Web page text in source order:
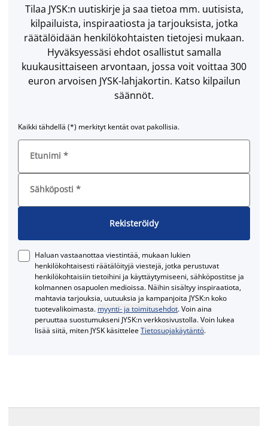
Tilaa JYSK:n uutiskirje ja saa tietoa mm. uutisista,
kilpailuista, inspiraatiosta ja tarjouksista, jotka
räätälöidään henkilökohtaisten tietojesi mukaan.
Hyväksyessäsi ehdot osallistut samalla
kuukausittaiseen arvontaan, jossa voit voittaa 300
euron arvoisen JYSK-lahjakortin. Katso kilpailun
säännöt.
Kaikki tähdellä (*) merkityt kentät ovat pakollisia.
Etunimi *
Sähköposti *
Rekisteröidy
Haluan vastaanottaa viestintää, mukaan lukien
henkilökohtaisesti räätälöityjä viestejä, jotka perustuvat
henkilökohtaisiin tietoihini ja käyttäytymiseeni, sähköpostitse ja
kolmannen osapuolen medioissa. Näihin sisältyy inspiraatiota,
mahtavia tarjouksia, uutuuksia ja kampanjoita JYSK:n koko
tuotevalikoimasta. myynti- ja toimitusehdot. Voin aina
peruuttaa suostumukseni JYSK:n verkkosivustolla. Voin lukea
lisää siitä, miten JYSK käsitteleeTietosuojakäytäntö.